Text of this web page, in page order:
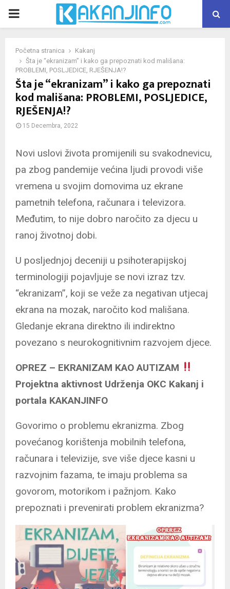
PRIMARY
Početna stranica
Kakanj
Šta je “ekranizam” i kako ga prepoznati kod mališana:
PROBLEMI, POSLJEDICE, RJEŠENJA!?
Šta je “ekranizam” i kako ga prepoznati
kod mališana: PROBLEMI, POSLJEDICE,
RJEŠENJA!?
15 Decembra, 2022
Novi uslovi života promijenili su svakodnevicu,
pa zbog pandemije većina ljudi provodi više
vremena u svojim domovima uz ekrane
pametnih telefona, računara i televizora.
Međutim, to nije dobro naročito za djecu u
ranoj životnoj dobi.
U posljednjoj deceniji u psihoterapijskoj
terminologiji pojavljuje se novi izraz tzv.
“ekranizam”, koji se veže za negativan utjecaj
ekrana na mozak, naročito kod mališana.
Gledanje ekrana direktno ili indirektno
povezano s neurokognitivnim razvojem djece.
OPREZ – EKRANIZAM KAO AUTIZAM
Projektna aktivnost Udrženja OKC Kakanj i
portala KAKANJINFO
Govorimo o problemu ekranizma. Zbog
povećanog korištenja mobilnih telefona,
računara i televizije, sve više djece kasni u
razvojnim fazama, te imaju problema sa
govorom, motorikom i pažnjom. Kako
prepoznati i prevenirati problem ekranizma?